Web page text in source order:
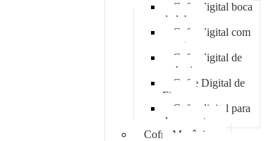
Cofre digital boca
de lobo
Cofre digital com
gavetas
Cofre digital de
embutir
Cofre Digital de
Fixar
Cofre digital para
documentos
Cofre Mecânico